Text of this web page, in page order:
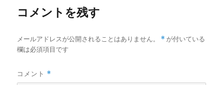
コメントを残す
メールアドレスが公開されることはありません。 * が付いている
欄は必須項目です
コメント *